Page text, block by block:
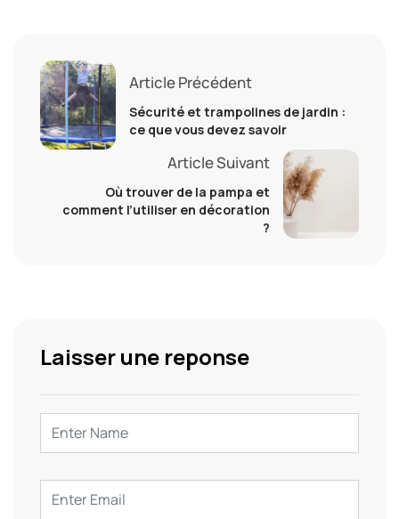
Article Précédent
Sécurité et trampolines de jardin :
ce que vous devez savoir
Article Suivant
Où trouver de la pampa et
comment l’utiliser en décoration
?
Laisser une reponse